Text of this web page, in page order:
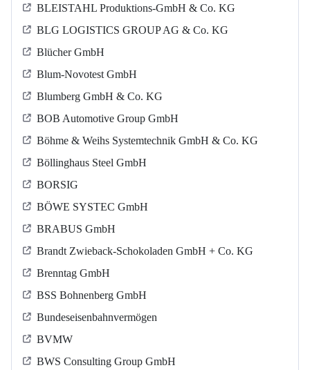
BLEISTAHL Produktions-GmbH & Co. KG
BLG LOGISTICS GROUP AG & Co. KG
Blücher GmbH
Blum-Novotest GmbH
Blumberg GmbH & Co. KG
BOB Automotive Group GmbH
Böhme & Weihs Systemtechnik GmbH & Co. KG
Böllinghaus Steel GmbH
BORSIG
BÖWE SYSTEC GmbH
BRABUS GmbH
Brandt Zwieback-Schokoladen GmbH + Co. KG
Brenntag GmbH
BSS Bohnenberg GmbH
Bundeseisenbahnvermögen
BVMW
BWS Consulting Group GmbH